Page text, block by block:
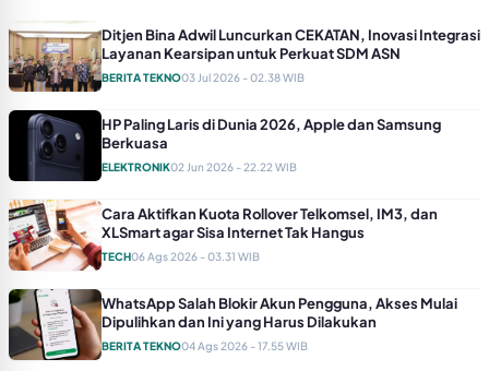
Ditjen Bina Adwil Luncurkan CEKATAN, Inovasi Integrasi
Layanan Kearsipan untuk Perkuat SDM ASN
BERITA TEKNO03 Jul 2026 - 02.38 WIB
HP Paling Laris di Dunia 2026, Apple dan Samsung
Berkuasa
ELEKTRONIK02 Jun 2026 - 22.22 WIB
Cara Aktifkan Kuota Rollover Telkomsel, IM3, dan
XLSmart agar Sisa Internet Tak Hangus
TECH06 Ags 2026 - 03.31 WIB
WhatsApp Salah Blokir Akun Pengguna, Akses Mulai
Dipulihkan dan Ini yang Harus Dilakukan
BERITA TEKNO04 Ags 2026 - 17.55 WIB